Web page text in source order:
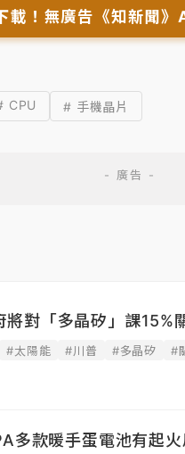
載！無廣告《知新聞》
CPU # 手機晶片
將對「多晶矽」課
#太陽能 #川普 #多晶矽 #
多款暖手蛋電池有起